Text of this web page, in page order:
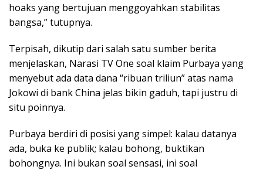
hoaks yang bertujuan menggoyahkan stabilitas
bangsa,” tutupnya.
Terpisah, dikutip dari salah satu sumber berita
menjelaskan, Narasi TV One soal klaim Purbaya yang
menyebut ada data dana “ribuan triliun” atas nama
Jokowi di bank China jelas bikin gaduh, tapi justru di
situ poinnya.
Purbaya berdiri di posisi yang simpel: kalau datanya
ada, buka ke publik; kalau bohong, buktikan
bohongnya. Ini bukan soal sensasi, ini soal